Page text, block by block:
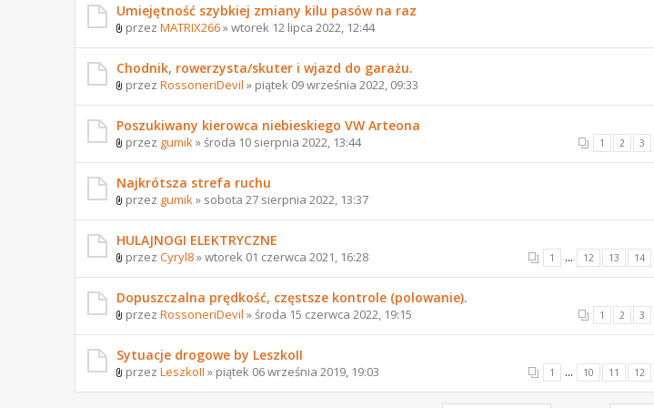
Umiejętność szybkiej zmiany kilu pasów na raz
przez MATRIX266» wtorek 12 lipca 2022, 12:44
Chodnik, rowerzysta/skuter i wjazd do garażu.
przez RossoneriDevil » piątek 09 września 2022, 09:33
Poszukiwany kierowca niebieskiego VW Arteona
1 2 3
przez gumik » środa 10 sierpnia 2022, 13:44
Najkrótsza strefa ruchu
przez gumik » sobota 27 sierpnia 2022, 13:37
HULAJNOGI ELEKTRYCZNE
1 ... 12 13 14
przez Cyryl8» wtorek 01 czerwca 2021, 16:28
Dopuszczalna prędkość, częstsze kontrole (polowanie).
1 2 3
przez RossoneriDevil » środa 15 czerwca 2022, 19:15
Sytuacje drogowe by LeszkoII
1 ... 10 11 12
przez LeszkoII » piątek 06 września 2019, 19:03